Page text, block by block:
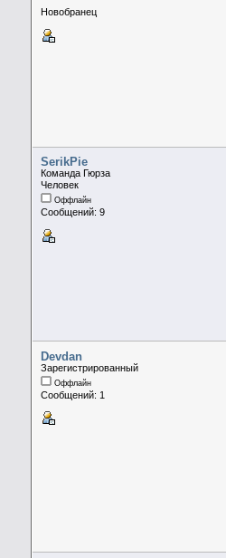
Новобранец
SerikPie
Команда Гюрза
Человек
Оффлайн
Сообщений: 9
Devdan
Зарегистрированный
Оффлайн
Сообщений: 1